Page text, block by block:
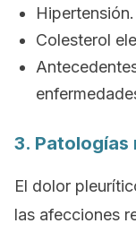
Hipertensión.
Colesterol
3.
El dolor
las afecciones